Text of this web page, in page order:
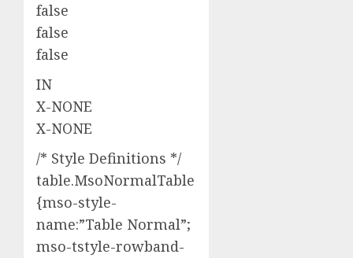
false
false
false
IN
X-NONE
X-NONE
/* Style Definitions */
table.MsoNormalTable
{mso-style-
name:”Table Normal”;
mso-tstyle-rowband-